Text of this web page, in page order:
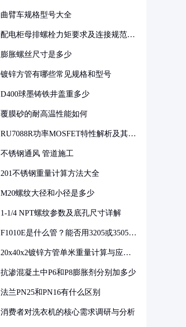
曲臂车规格型号大全
配电柜母排螺栓力矩要求及连接规范详
膨胀螺丝尺寸是多少
镀锌方管有哪些常见规格和型号
D400球墨铸铁井盖重多少
覆膜砂的耐高温性能如何
RU7088R功率MOSFET特性解析及其在
不锈钢通风 管道施工
201不锈钢重量计算方法大全
M20螺纹大径和小径是多少
1-1/4 NPT螺纹参数及底孔尺寸详解
F1010E是什么管？能否用3205或3505代
20x40x2镀锌方管单米重量计算与应用
抗渗混凝土中P6和P8膨胀剂分别加多少
法兰PN25和PN16有什么区别
消费者对洗衣机的核心需求调研与分析